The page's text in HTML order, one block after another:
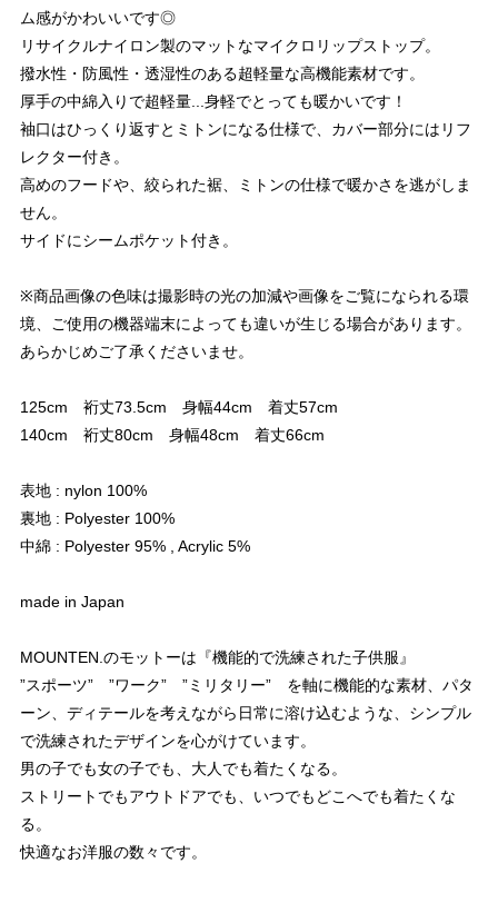
ム感がかわいいです◎
リサイクルナイロン製のマットなマイクロリップストップ。
撥水性・防風性・透湿性のある超軽量な高機能素材です。
厚手の中綿入りで超軽量...身軽でとっても暖かいです！
袖口はひっくり返すとミトンになる仕様で、カバー部分にはリフ
レクター付き。
高めのフードや、絞られた裾、ミトンの仕様で暖かさを逃がしま
せん。
サイドにシームポケット付き。
※商品画像の色味は撮影時の光の加減や画像をご覧になられる環
境、ご使用の機器端末によっても違いが生じる場合があります。
あらかじめご了承くださいませ。
125cm 裄丈73.5cm 身幅44cm 着丈57cm
140cm 裄丈80cm 身幅48cm 着丈66cm
表地 : nylon 100%
裏地 : Polyester 100%
中綿 : Polyester 95% , Acrylic 5%
made in Japan
MOUNTEN.のモットーは『機能的で洗練された子供服』
”スポーツ” ”ワーク” ”ミリタリー” を軸に機能的な素材、パタ
ーン、ディテールを考えながら日常に溶け込むような、シンプル
で洗練されたデザインを心がけています。
男の子でも女の子でも、大人でも着たくなる。
ストリートでもアウトドアでも、いつでもどこへでも着たくな
る。
快適なお洋服の数々です。